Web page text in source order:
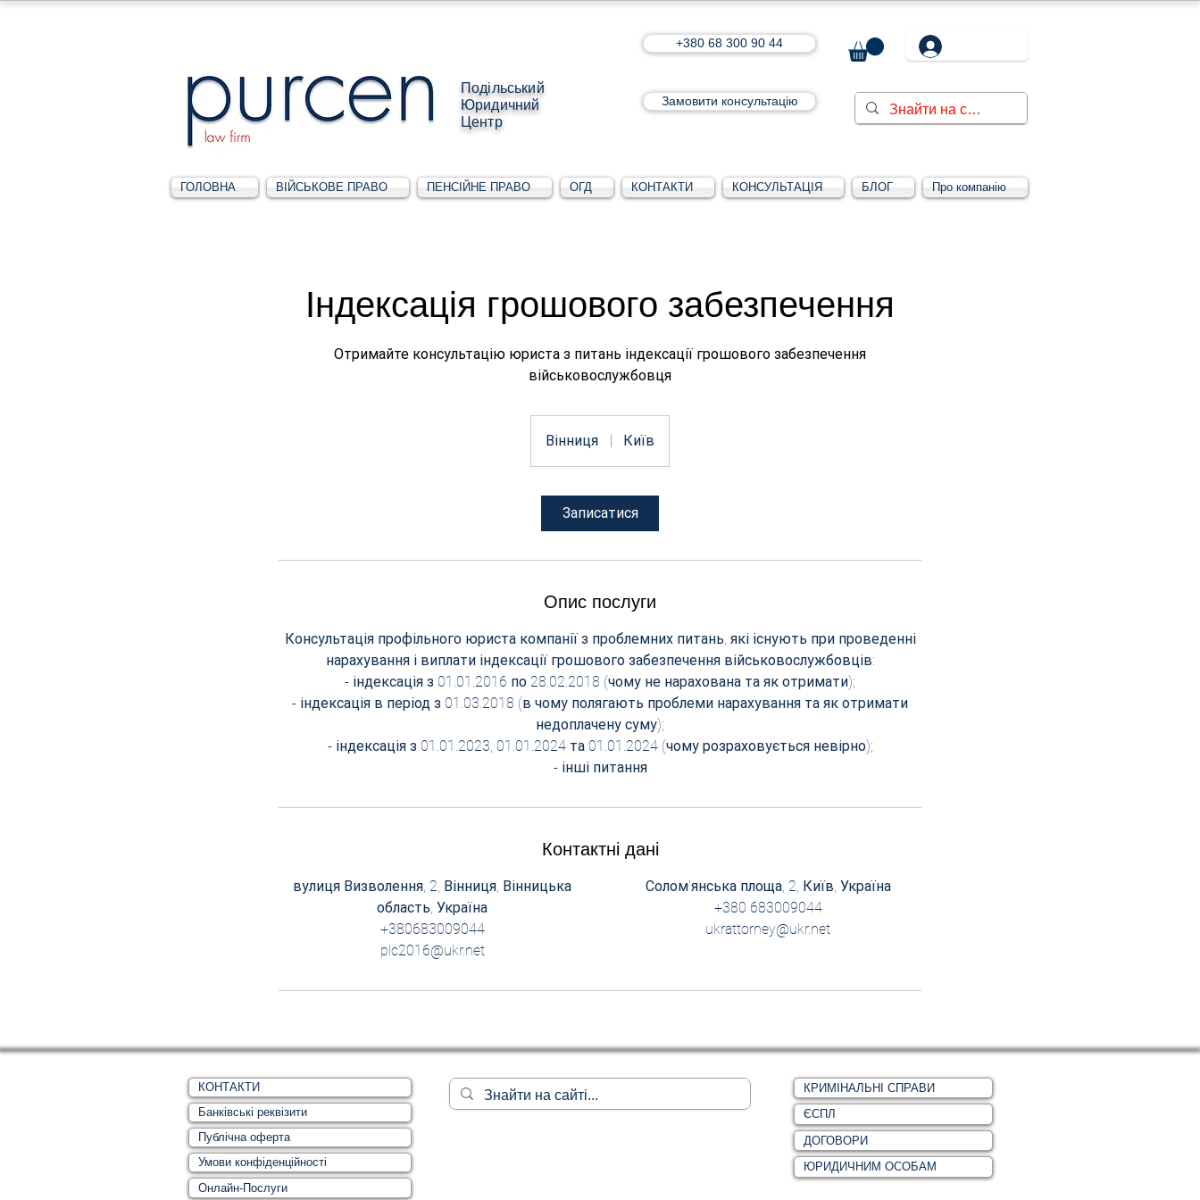
Подільський
Юридичний
Центр
+380 68 300 90 44
Замовити консультацію
ГОЛОВНА ВІЙСЬКОВЕ ПРАВО ПЕНСІЙНЕ ПРАВО ОГД КОНТАКТИ КОНСУЛЬТАЦІЯ БЛОГ Про компанію
Індексація грошового забезпечення
Отримайте консультацію юриста з питань індексації грошового забезпечення
військовослужбовця
Вінниця | Київ
Записатися
Опис послуги
Консультація профільного юриста компанії з проблемних питань, які існують при проведенні
нарахування і виплати індексації грошового забезпечення військовослужбовців:
- індексація з 01.01.2016 по 28.02.2018 (чому не нарахована та як отримати);
- індексація в період з 01.03.2018 (в чому полягають проблеми нарахування та як отримати
недоплачену суму);
- індексація з 01.01.2023, 01.01.2024 та 01.01.2024 (чому розраховується невірно);
- інші питання
Контактні дані
вулиця Визволення, 2, Вінниця, Вінницька
область, Україна
+380683009044
plc2016@ukr.net
Солом'янська площа, 2, Київ, Україна
+380 683009044
ukrattorney@ukr.net
КОНТАКТИ
Банківські реквізити
Публічна оферта
Умови конфіденційності
Онлайн-Послуги
КРИМІНАЛЬНІ СПРАВИ
ЄСПЛ
ДОГОВОРИ
ЮРИДИЧНИМ ОСОБАМ